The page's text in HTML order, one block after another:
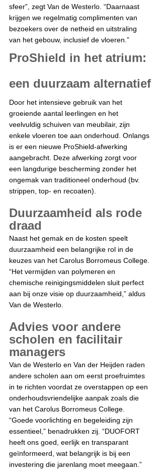
sfeer”, zegt Van de Westerlo. “Daarnaast
krijgen we regelmatig complimenten van
bezoekers over de netheid en uitstraling
van het gebouw, inclusief de vloeren.”
ProShield in het atrium:
een duurzaam alternatief
Door het intensieve gebruik van het
groeiende aantal leerlingen en het
veelvuldig schuiven van meubilair, zijn
enkele vloeren toe aan onderhoud. Onlangs
is er een nieuwe ProShield-afwerking
aangebracht. Deze afwerking zorgt voor
een langdurige bescherming zonder het
ongemak van traditioneel onderhoud (bv.
strippen, top- en recoaten).
Duurzaamheid als rode
draad
Naast het gemak en de kosten speelt
duurzaamheid een belangrijke rol in de
keuzes van het Carolus Borromeus College.
“Het vermijden van polymeren en
chemische reinigingsmiddelen sluit perfect
aan bij onze visie op duurzaamheid,” aldus
Van de Westerlo.
Advies voor andere
scholen en facilitair
managers
Van de Westerlo en Van der Heijden raden
andere scholen aan om eerst proefruimtes
in te richten voordat ze overstappen op een
onderhoudsvriendelijke aanpak zoals die
van het Carolus Borromeus College.
“Goede voorlichting en begeleiding zijn
essentieel,” benadrukken zij. “DUOFORT
heeft ons goed, eerlijk en transparant
geïnformeerd, wat belangrijk is bij een
investering die jarenlang moet meegaan.”